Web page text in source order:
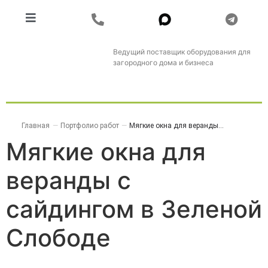
Ведущий поставщик оборудования для
загородного дома и бизнеса
Главная — Портфолио работ — Мягкие окна для веранды...
Мягкие окна для
веранды с
сайдингом в Зеленой
Слободе